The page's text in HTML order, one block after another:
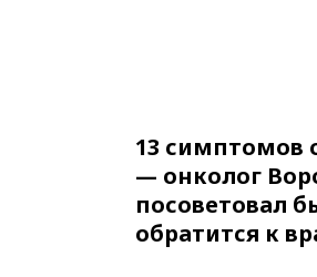
13 симптомов
— онколог
посоветовал
обратится к